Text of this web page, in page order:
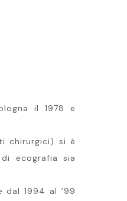
il 1978 e
chirurgici) si è
ecografia sia
dal 1994 al ’99